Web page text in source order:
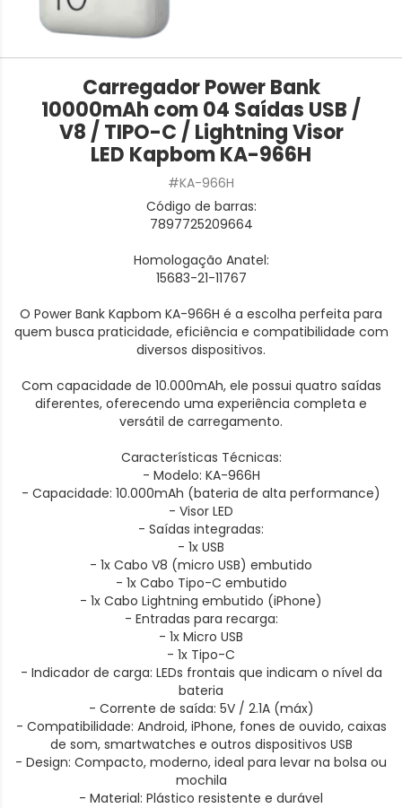
Carregador Power Bank
10000mAh com 04 Saídas USB /
V8 / TIPO-C / Lightning Visor
LED Kapbom KA-966H
#KA-966H
Código de barras:
7897725209664
Homologação Anatel:
15683-21-11767
O Power Bank Kapbom KA-966H é a escolha perfeita para
quem busca praticidade, eficiência e compatibilidade com
diversos dispositivos.
Com capacidade de 10.000mAh, ele possui quatro saídas
diferentes, oferecendo uma experiência completa e
versátil de carregamento.
Características Técnicas:
- Modelo: KA-966H
- Capacidade: 10.000mAh (bateria de alta performance)
- Visor LED
- Saídas integradas:
- 1x USB
- 1x Cabo V8 (micro USB) embutido
- 1x Cabo Tipo-C embutido
- 1x Cabo Lightning embutido (iPhone)
- Entradas para recarga:
- 1x Micro USB
- 1x Tipo-C
- Indicador de carga: LEDs frontais que indicam o nível da
bateria
- Corrente de saída: 5V / 2.1A (máx)
- Compatibilidade: Android, iPhone, fones de ouvido, caixas
de som, smartwatches e outros dispositivos USB
- Design: Compacto, moderno, ideal para levar na bolsa ou
mochila
- Material: Plástico resistente e durável